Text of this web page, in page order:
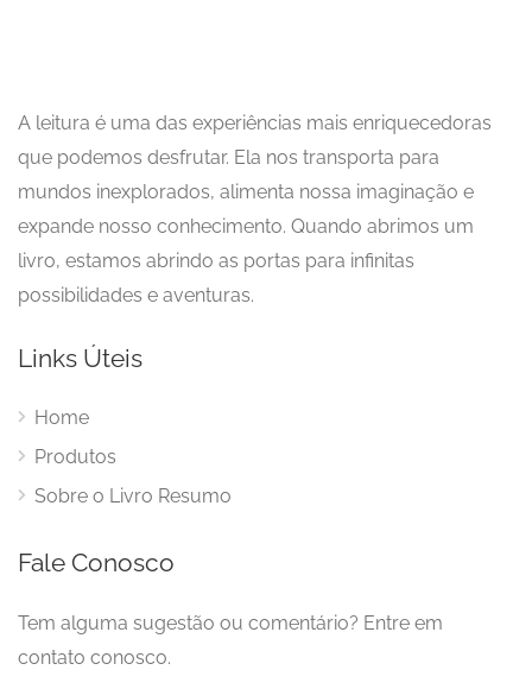
A leitura é uma das experiências mais enriquecedoras
que podemos desfrutar. Ela nos transporta para
mundos inexplorados, alimenta nossa imaginação e
expande nosso conhecimento. Quando abrimos um
livro, estamos abrindo as portas para infinitas
possibilidades e aventuras.
Links Úteis
Home
Produtos
Sobre o Livro Resumo
Fale Conosco
Tem alguma sugestão ou comentário? Entre em
contato conosco.